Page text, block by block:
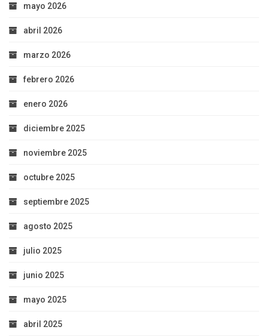
mayo 2026
abril 2026
marzo 2026
febrero 2026
enero 2026
diciembre 2025
noviembre 2025
octubre 2025
septiembre 2025
agosto 2025
julio 2025
junio 2025
mayo 2025
abril 2025